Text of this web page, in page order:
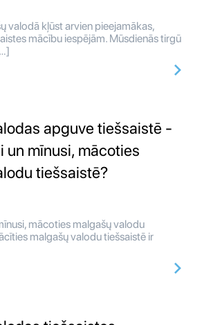
valodā kļūst arvien pieejamākas,
mācību iespējām. Mūsdienās tirgū
apguve tiešsaistē -
un mīnusi, mācoties
tiešsaistē?
mācoties malgašų valodu
malgašų valodu tiešsaistē ir